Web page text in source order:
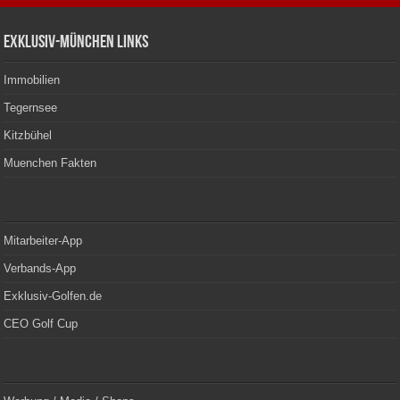
Exklusiv-München Links
Immobilien
Tegernsee
Kitzbühel
Muenchen Fakten
Mitarbeiter-App
Verbands-App
Exklusiv-Golfen.de
CEO Golf Cup